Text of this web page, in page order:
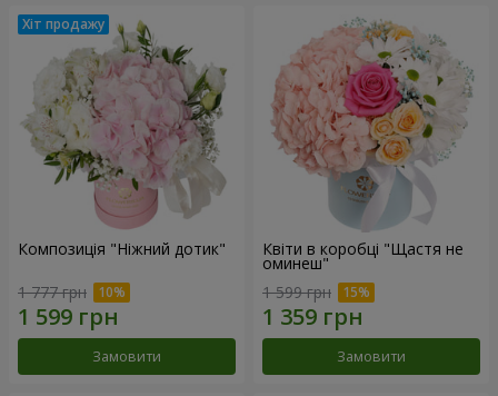
Композиція "Ніжний дотик"
1 777 грн
Замовити
Квіти в коробці "Щастя не
оминеш"
1 599 грн
Замовити